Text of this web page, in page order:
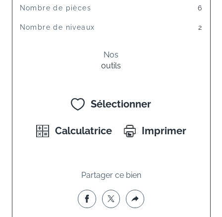
Nombre de pièces 6
Nombre de niveaux 2
Nos
outils
Sélectionner
Calculatrice Imprimer
Partager ce bien